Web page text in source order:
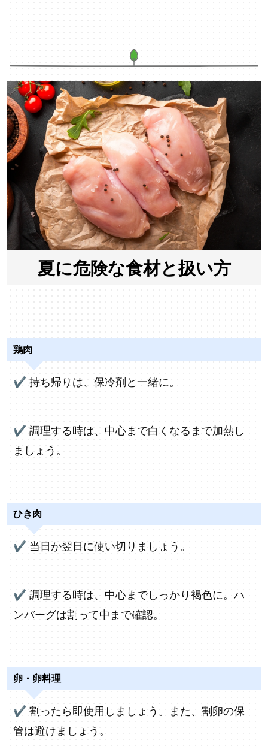
夏に危険な食材と扱い方
鶏肉
✔ 持ち帰りは、保冷剤と一緒に。
✔ 調理する時は、中心まで白くなるまで加熱し
ましょう。
ひき肉
✔ 当日か翌日に使い切りましょう。
✔ 調理する時は、中心までしっかり褐色に。ハ
ンバーグは割って中まで確認。
卵・卵料理
✔ 割ったら即使用しましょう。また、割卵の保
管は避けましょう。